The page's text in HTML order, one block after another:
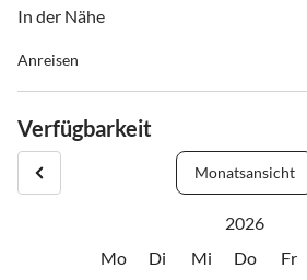
In der Nähe
Anreisen
Eine Anreisebeschreibung finden Sie auf
www.geelinksberghuette.de
Verfügbarkeit
Monatsansicht
2026
Mo
Di Mi Do Fr